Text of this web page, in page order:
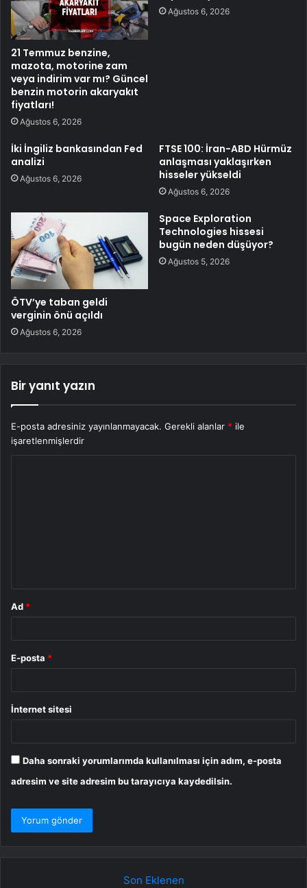
21 Temmuz benzine,
mazota, motorine zam
veya indirim var mı? Güncel
benzin motorin akaryakıt
fiyatları!
Ağustos 6, 2026
Ağustos 6, 2026
İki İngiliz bankasından Fed
analizi
Ağustos 6, 2026
FTSE 100: İran-ABD Hürmüz
anlaşması yaklaşırken
hisseler yükseldi
Ağustos 6, 2026
ÖTV’ye taban geldi
verginin önü açıldı
Ağustos 6, 2026
Space Exploration
Technologies hissesi
bugün neden düşüyor?
Ağustos 5, 2026
Bir yanıt yazın
E-posta adresiniz yayınlanmayacak. Gerekli alanlar * ile
işaretlenmişlerdir
Ad *
E-posta *
İnternet sitesi
Daha sonraki yorumlarımda kullanılması için adım, e-posta
adresim ve site adresim bu tarayıcıya kaydedilsin.
Son Eklenen